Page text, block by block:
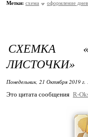
Метки: схема оформление
СХЕМКА
ЛИСТОЧКИ»
Понедельник, 21 Октября 2019
Это цитата сообщения R-